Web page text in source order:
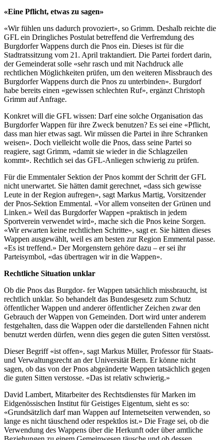
«Eine Pflicht, etwas zu sagen»
«Wir fühlen uns dadurch provoziert», so Grimm. Deshalb reichte die
GFL ein Dringliches Postulat betreffend die Verfremdung des
Burgdorfer Wappens durch die Pnos ein. Dieses ist für die
Stadtratssitzung vom 21. April traktandiert. Die Partei fordert darin,
der Gemeinderat solle «sehr rasch und mit Nachdruck alle
rechtlichen Möglichkeiten prüfen, um den weiteren Missbrauch des
Burgdorfer Wappens durch die Pnos zu unterbinden». Burgdorf
habe bereits einen «gewissen schlechten Ruf», ergänzt Christoph
Grimm auf Anfrage.
Konkret will die GFL wissen: Darf eine solche Organisation das
Burgdorfer Wappen für ihre Zweck benutzen? Es sei eine «Pflicht,
dass man hier etwas sagt. Wir müssen die Partei in ihre Schranken
weisen». Doch vielleicht wolle die Pnos, dass seine Partei so
reagiere, sagt Grimm, «damit sie wieder in die Schlagzeilen
kommt». Rechtlich sei das GFL-Anliegen schwierig zu prüfen.
Für die Emmentaler Sektion der Pnos kommt der Schritt der GFL
nicht unerwartet. Sie hätten damit gerechnet, «dass sich gewisse
Leute in der Region aufregen», sagt Markus Martig, Vorsitzender
der Pnos-Sektion Emmental. «Vor allem vonseiten der Grünen und
Linken.» Weil das Burgdorfer Wappen «praktisch in jedem
Sportverein verwendet wird», mache sich die Pnos keine Sorgen.
«Wir erwarten keine rechtlichen Schritte», sagt er. Sie hätten dieses
Wappen ausgewählt, weil es am besten zur Region Emmental passe.
«Es ist treffend.» Der Morgenstern gehöre dazu – er sei ihr
Parteisymbol, «das übertragen wir in die Wappen».
Rechtliche Situation unklar
Ob die Pnos das Burgdor- fer Wappen tatsächlich missbraucht, ist
rechtlich unklar. So behandelt das Bundesgesetz zum Schutz
öffentlicher Wappen und anderer öffentlicher Zeichen zwar den
Gebrauch der Wappen von Gemeinden. Dort wird unter anderem
festgehalten, dass die Wappen oder die darstellenden Fahnen nicht
benutzt werden dürfen, wenn dies gegen die guten Sitten verstösst.
Dieser Begriff «ist offen», sagt Markus Müller, Professor für Staats-
und Verwaltungsrecht an der Universität Bern. Er könne nicht
sagen, ob das von der Pnos abgeänderte Wappen tatsächlich gegen
die guten Sitten verstosse. «Das ist relativ schwierig.»
David Lambert, Mitarbeiter des Rechtsdienstes für Marken im
Eidgenössischen Institut für Geistiges Eigentum, sieht es so:
«Grundsätzlich darf man Wappen auf Internetseiten verwenden, so
lange es nicht täuschend oder respektlos ist.» Die Frage sei, ob die
Verwendung des Wappens über die Herkunft oder über amtliche